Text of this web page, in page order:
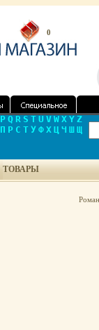
0
P Q R S T U V W X Y Z
П Р С Т У Ф Х Ц Ч Ш Щ
ТОВАРЫ